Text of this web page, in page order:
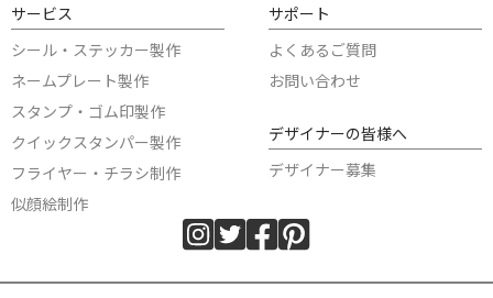
サービス
シール・ステッカー製作
ネームプレート製作
スタンプ・ゴム印製作
クイックスタンパー製作
フライヤー・チラシ制作
似顔絵制作
サポート
よくあるご質問
お問い合わせ
デザイナーの皆様へ
デザイナー募集